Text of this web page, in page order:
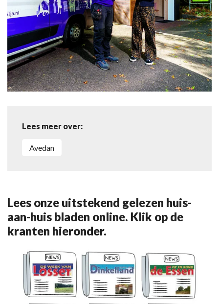
Lees meer over:
Avedan
Lees onze uitstekend gelezen huis-
aan-huis bladen online. Klik op de
kranten hieronder.